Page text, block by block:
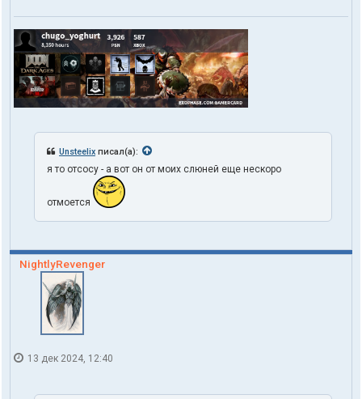
Unsteelix писал(а):
я то отсосу - а вот он от моих слюней еще нескоро
отмоется
NightlyRevenger
13 дек 2024, 12:40